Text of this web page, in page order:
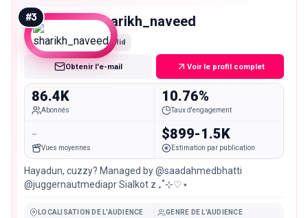
#3 sharikh_naveed
Mid
Obtenir l'e-mail Voir le profil complet
86.4K
Abonnés
10.76%
Taux d'engagement
-
Vues moyennes
$899-1.5K
Estimation par publication
Hayadun, cuzzy? Managed by @saadahmedbhatti
@juggernautmediapr Sialkot z ₊˚⊹♡⋆
LOCALISATION DE L'AUDIENCE GENRE DE L'AUDIENCE